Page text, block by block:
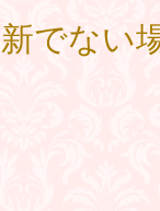
でない